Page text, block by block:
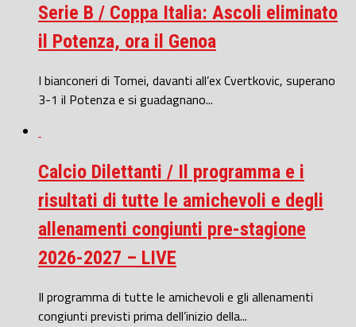
Serie B / Coppa Italia: Ascoli eliminato
il Potenza, ora il Genoa
I bianconeri di Tomei, davanti all’ex Cvertkovic, superano
3-1 il Potenza e si guadagnano...
Calcio Dilettanti / Il programma e i
risultati di tutte le amichevoli e degli
allenamenti congiunti pre-stagione
2026-2027 – LIVE
Il programma di tutte le amichevoli e gli allenamenti
congiunti previsti prima dell’inizio della...